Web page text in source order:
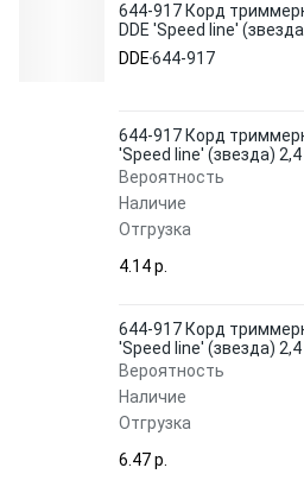
644-917 Корд
DDE 'Speed line'
красный, шт
DDE644-917
644-917 Корд
'Speed line' (звезда)
Вероятность
Наличие
Отгрузка
4.14 p.
644-917 Корд
'Speed line' (звезда)
Вероятность
Наличие
Отгрузка
6.47 p.